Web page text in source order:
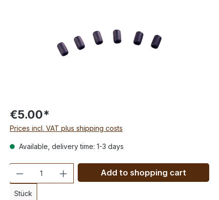
€5.00*
Prices incl. VAT plus shipping costs
Available, delivery time: 1-3 days
Quantity
Stück
Add to shopping cart